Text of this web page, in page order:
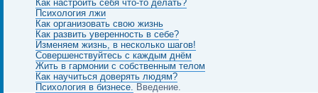
Как настроить себя что-то делать?
Психология лжи
Как организовать свою жизнь
Как развить уверенность в себе?
Изменяем жизнь, в несколько шагов!
Совершенствуйтесь с каждым днём
Жить в гармонии с собственным телом
Как научиться доверять людям?
Психология в бизнесе. Введение.